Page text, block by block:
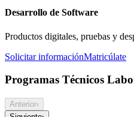
Desarrollo de Software
Productos digitales, pruebas y
Solicitar informaciónMatricúlate
Programas Técnicos
Anterior‹